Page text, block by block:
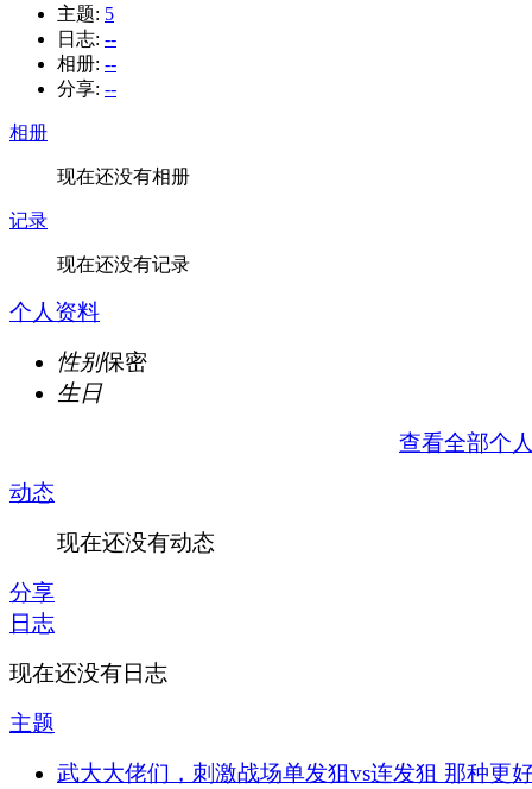
主题: 5
日志: --
相册: --
分享: --
相册
现在还没有相册
记录
现在还没有记录
个人资料
性别保密
生日
查看全部个
动态
现在还没有动态
分享
日志
现在还没有日志
主题
武大大佬们，刺激战场单发狙vs连发狙 那种更